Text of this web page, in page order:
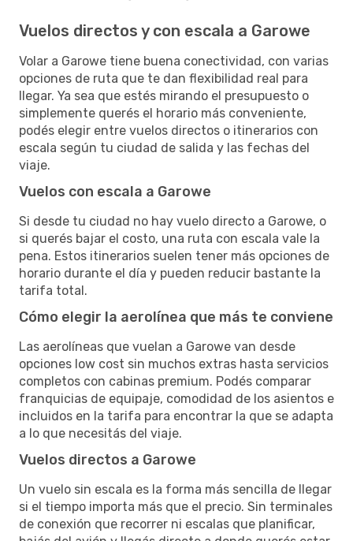
Vuelos directos y con escala a Garowe
Volar a Garowe tiene buena conectividad, con varias
opciones de ruta que te dan flexibilidad real para
llegar. Ya sea que estés mirando el presupuesto o
simplemente querés el horario más conveniente,
podés elegir entre vuelos directos o itinerarios con
escala según tu ciudad de salida y las fechas del
viaje.
Vuelos con escala a Garowe
Si desde tu ciudad no hay vuelo directo a Garowe, o
si querés bajar el costo, una ruta con escala vale la
pena. Estos itinerarios suelen tener más opciones de
horario durante el día y pueden reducir bastante la
tarifa total.
Cómo elegir la aerolínea que más te conviene
Las aerolíneas que vuelan a Garowe van desde
opciones low cost sin muchos extras hasta servicios
completos con cabinas premium. Podés comparar
franquicias de equipaje, comodidad de los asientos e
incluidos en la tarifa para encontrar la que se adapta
a lo que necesitás del viaje.
Vuelos directos a Garowe
Un vuelo sin escala es la forma más sencilla de llegar
si el tiempo importa más que el precio. Sin terminales
de conexión que recorrer ni escalas que planificar,